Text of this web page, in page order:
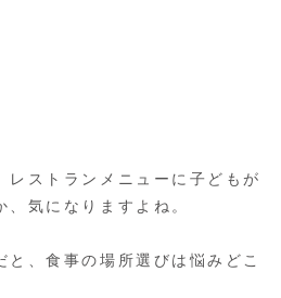
レストランメニューに子どもが
気になりますよね。
、食事の場所選びは悩みどこ